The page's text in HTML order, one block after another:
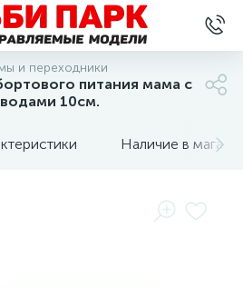
и переходники
питания мама с
10см.
Наличие в